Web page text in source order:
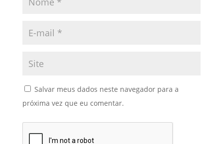
Salvar meus dados neste navegador para a
próxima vez que eu comentar.